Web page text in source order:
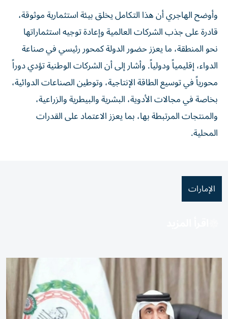
وأوضح الهاجري أن هذا التكامل يخلق بيئة استثمارية موثوقة،
قادرة على جذب الشركات العالمية وإعادة توجيه استثماراتها
نحو المنطقة، ما يعزز حضور الدولة كمحور رئيسي في صناعة
الدواء، إقليمياً ودولياً. وأشار إلى أن الشركات الوطنية تؤدي دوراً
محورياً في توسيع الطاقة الإنتاجية، وتوطين الصناعات الدوائية،
بخاصة في مجالات الأدوية، البشرية والبيطرية والزراعية،
والمنتجات المرتبطة بها، بما يعزز الاعتماد على القدرات
المحلية.
الإمارات